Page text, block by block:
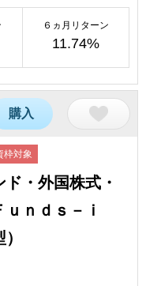
６ヵ月リターン
11.74%
購入
枠対象
・外国株式・
ｕｎｄｓ－ｉ